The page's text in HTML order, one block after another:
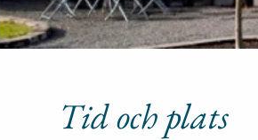
Tid och plats